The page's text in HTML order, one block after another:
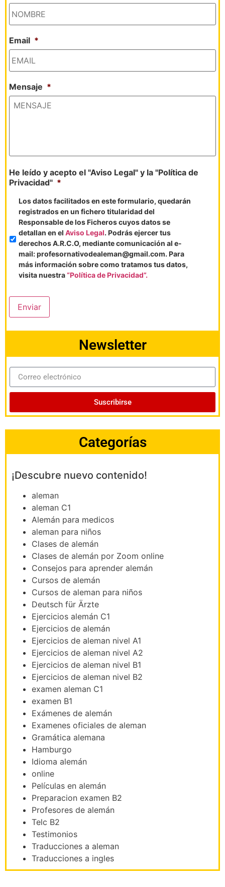
Email *
Mensaje *
He leído y acepto el "Aviso Legal" y la "Política de
Privacidad" *
Los datos facilitados en este formulario, quedarán
registrados en un fichero titularidad del
Responsable de los Ficheros cuyos datos se
detallan en el Aviso Legal. Podrás ejercer tus
derechos A.R.C.O, mediante comunicación al e-
mail: profesornativodealeman@gmail.com. Para
más información sobre como tratamos tus datos,
visita nuestra“Política de Privacidad”.
Enviar
Newsletter
Suscribirse
Categorías
¡Descubre nuevo contenido!
aleman
aleman C1
Alemán para medicos
aleman para niños
Clases de alemán
Clases de alemán por Zoom online
Consejos para aprender alemán
Cursos de alemán
Cursos de aleman para niños
Deutsch für Ärzte
Ejercicios alemán C1
Ejercicios de alemán
Ejercicios de aleman nivel A1
Ejercicios de aleman nivel A2
Ejercicios de aleman nivel B1
Ejercicios de aleman nivel B2
examen aleman C1
examen B1
Exámenes de alemán
Examenes oficiales de aleman
Gramática alemana
Hamburgo
Idioma alemán
online
Películas en alemán
Preparacion examen B2
Profesores de alemán
Telc B2
Testimonios
Traducciones a aleman
Traducciones a ingles